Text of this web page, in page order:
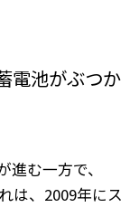
電池がぶつか
む一方で、
は、2009年にス